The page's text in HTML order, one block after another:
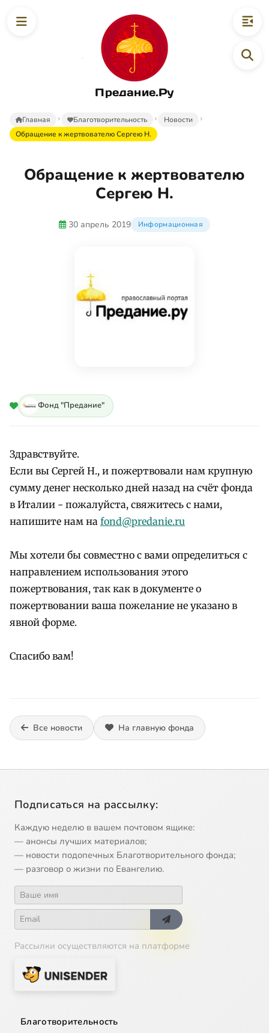
Предание.Ру
Главная Благотворительность
Новости
Обращение к жертвователю Сергею Н.
Обращение к жертвователю
Сергею Н.
30 апрель 2019 Информационная
Фонд "Предание"
Здравствуйте.
Если вы Сергей Н., и пожертвовали нам крупную
сумму денег несколько дней назад на счёт фонда
в Италии - пожалуйста, свяжитесь с нами,
напишите нам на fond@predanie.ru
Мы хотели бы совместно с вами определиться с
направлением использования этого
пожертвования, так как в документе о
пожертвовании ваша пожелание не указано в
явной форме.
Спасибо вам!
Все новости На главную фонда
Подписаться на рассылку:
Каждую неделю в вашем почтовом ящике:
— анонсы лучших материалов;
— новости подопечных Благотворительного фонда;
— разговор о жизни по Евангелию.
Рассылки осуществляются на платформе
Благотворительность